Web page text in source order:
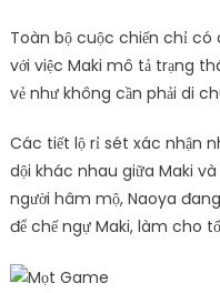
Toàn bộ cuộc chiến chỉ
với việc Maki mô tả trạng
vẻ như không cần phải di
Các tiết lộ rỉ sét xác nhận
dội khác nhau giữa Maki
người hâm mộ, Naoya
để chế ngự Maki, làm cho